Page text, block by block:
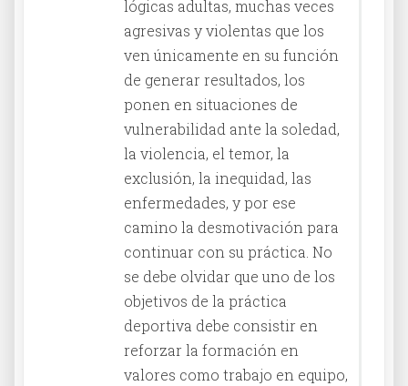
lógicas adultas, muchas veces
agresivas y violentas que los
ven únicamente en su función
de generar resultados, los
ponen en situaciones de
vulnerabilidad ante la soledad,
la violencia, el temor, la
exclusión, la inequidad, las
enfermedades, y por ese
camino la desmotivación para
continuar con su práctica. No
se debe olvidar que uno de los
objetivos de la práctica
deportiva debe consistir en
reforzar la formación en
valores como trabajo en equipo,